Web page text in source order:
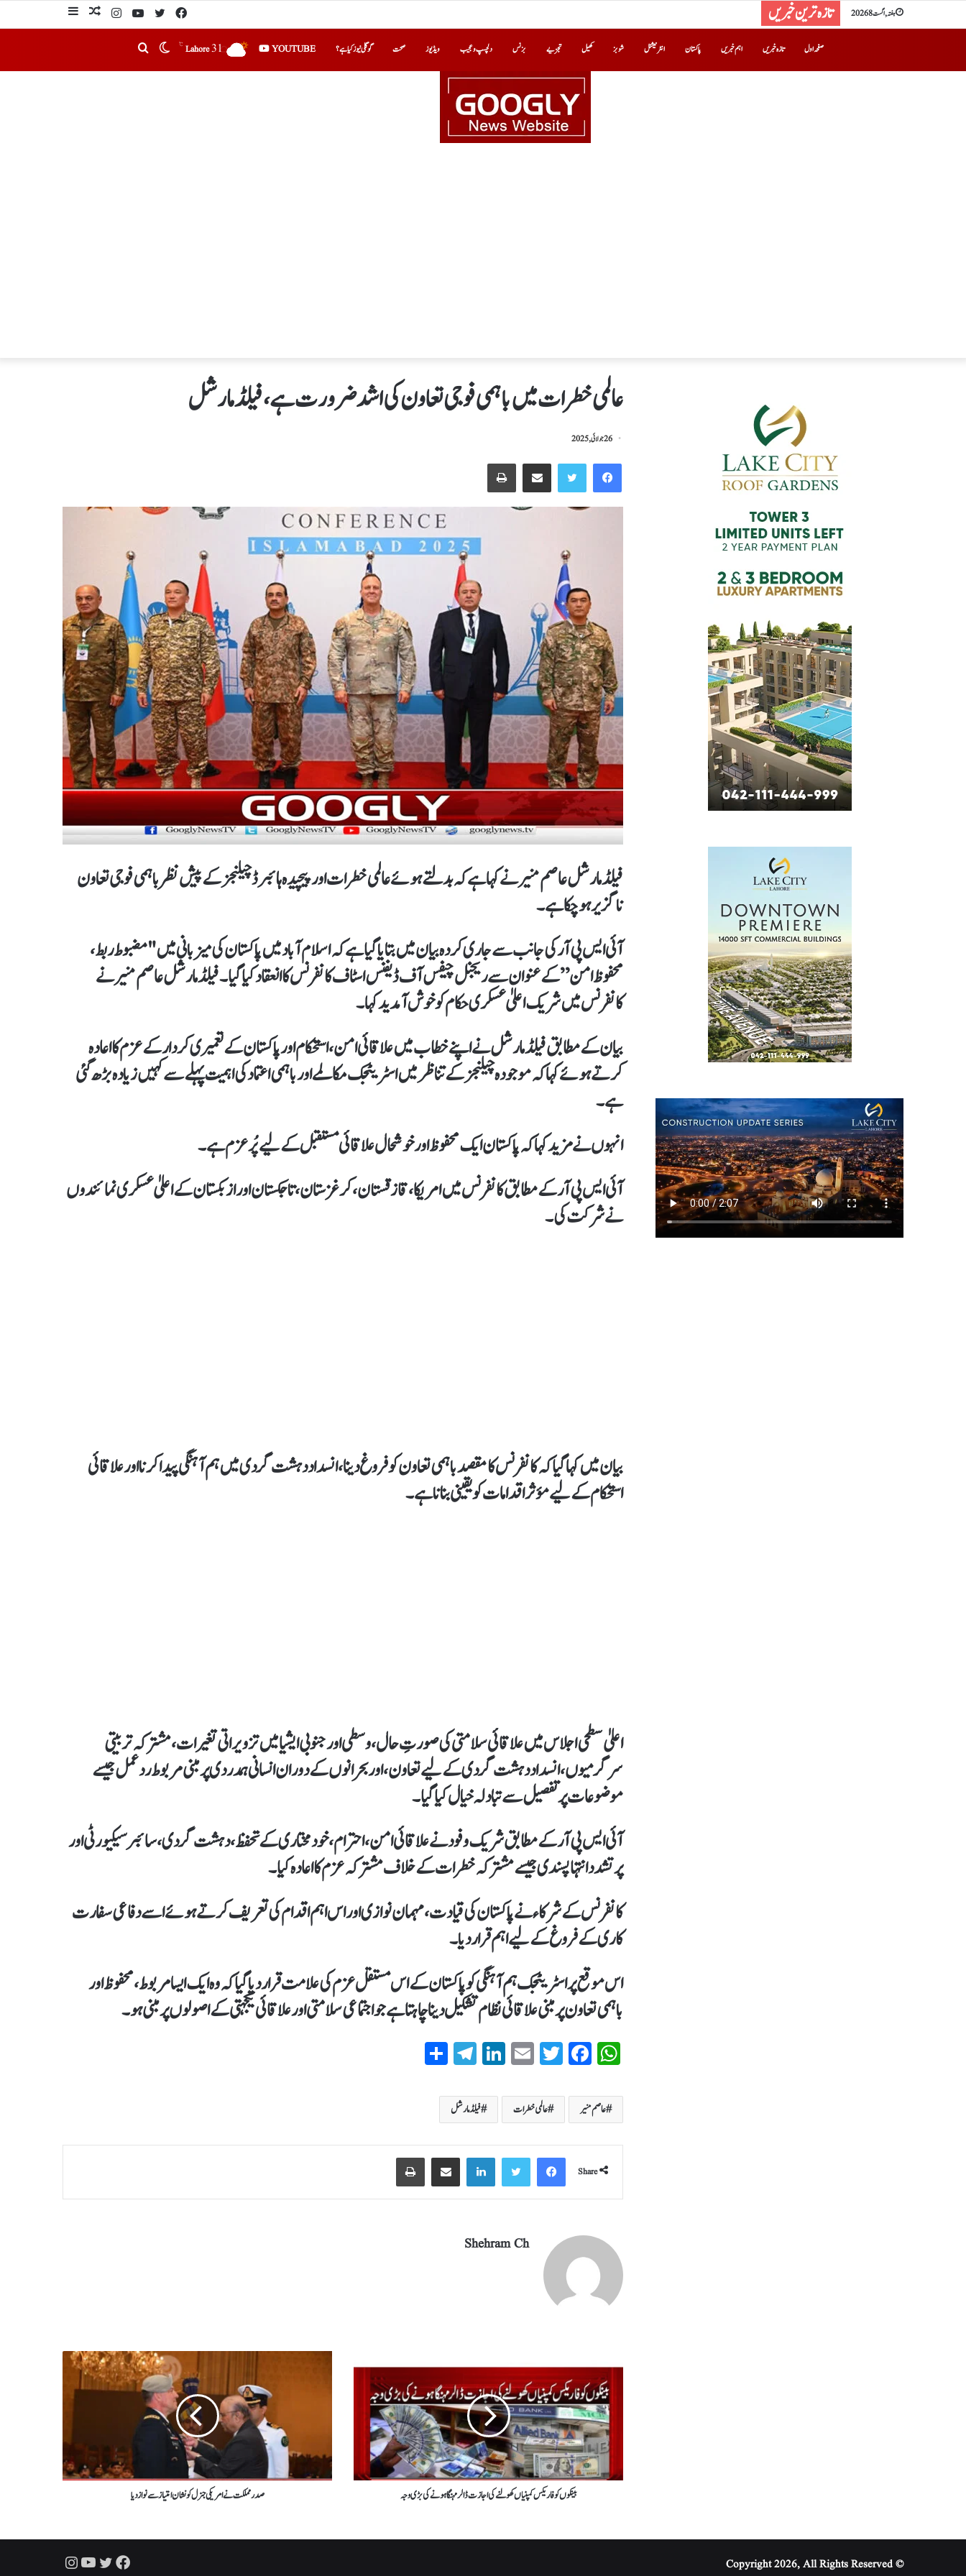
ہفتہ, اگست 8 2026 تازہ ترین خبریں
صفحہ اول تازہ خبریں اہم خبریں پاکستان انٹرنیشنل شوبز کھیل تجزیے بزنس دلچسپ و عجیب ویڈیوز صحت گوگلی نیوز کیا ہے؟ YOUTUBE
Lahore31
℃
عالمی خطرات میں باہمی فوجی تعاون کی اشد ضرورت ہے،فیلڈمارشل
26 جولائی, 2025
فیلڈ مارشل عاصم منیر نے کہا ہے کہ بدلتے ہوئے عالمی خطرات اور پیچیدہ ہائبرڈ چیلنجز کے پیش نظر باہمی فوجی تعاون
ناگزیر ہو چکا ہے۔
آئی ایس پی آر کی جانب سے جاری کردہ بیان میں بتایا گیا ہے کہ اسلام آباد میں پاکستان کی میزبانی میں "مضبوط ربط،
محفوظ امن” کے عنوان سے ریجنل چیفس آف ڈیفنس اسٹاف کانفرنس کا انعقاد کیا گیا۔ فیلڈ مارشل عاصم منیر نے
کانفرنس میں شریک اعلیٰ عسکری حکام کو خوش آمدید کہا۔
بیان کے مطابق فیلڈ مارشل نے اپنے خطاب میں علاقائی امن، استحکام اور پاکستان کے تعمیری کردار کے عزم کا اعادہ
کرتے ہوئے کہا کہ موجودہ چیلنجز کے تناظر میں اسٹریٹجک مکالمے اور باہمی اعتماد کی اہمیت پہلے سے کہیں زیادہ بڑھ گئی
ہے۔
انہوں نے مزید کہا کہ پاکستان ایک محفوظ اور خوشحال علاقائی مستقبل کے لیے پُرعزم ہے۔
آئی ایس پی آر کے مطابق کانفرنس میں امریکا، قازقستان، کرغزستان، تاجکستان اور ازبکستان کے اعلیٰ عسکری نمائندوں
نے شرکت کی۔
بیان میں کہا گیا کہ کانفرنس کا مقصد باہمی تعاون کو فروغ دینا، انسداد دہشت گردی میں ہم آہنگی پیدا کرنا اور علاقائی
استحکام کے لیے مؤثر اقدامات کو یقینی بنانا ہے۔
اعلیٰ سطحی اجلاس میں علاقائی سلامتی کی صورتِ حال، وسطی اور جنوبی ایشیا میں تزویراتی تغیرات، مشترکہ تربیتی
سرگرمیوں، انسداد دہشت گردی کے لیے تعاون، اور بحرانوں کے دوران انسانی ہمدردی پر مبنی مربوط ردعمل جیسے
موضوعات پر تفصیل سے تبادلہ خیال کیا گیا۔
آئی ایس پی آر کے مطابق شریک وفود نے علاقائی امن، احترام، خودمختاری کے تحفظ، دہشت گردی، سائبر سیکیورٹی اور
پرتشدد انتہا پسندی جیسے مشترکہ خطرات کے خلاف مشترکہ عزم کا اعادہ کیا۔
کانفرنس کے شرکاء نے پاکستان کی قیادت، مہمان نوازی اور اس اہم اقدام کی تعریف کرتے ہوئے اسے دفاعی سفارت
کاری کے فروغ کے لیے اہم قرار دیا۔
اس موقع پر اسٹریٹجک ہم آہنگی کو پاکستان کے اس مستقل عزم کی علامت قرار دیا گیا کہ وہ ایک ایسا مربوط، محفوظ اور
باہمی تعاون پر مبنی علاقائی نظام تشکیل دینا چاہتا ہے جو اجتماعی سلامتی اور علاقائی یکجہتی کے اصولوں پر مبنی ہو۔
W
ha
ts
A
pp
Fa
ce
bo
ok
T
wi
tte
r
E
m
ail
Li
nk
ed
In
T
el
eg
ra
m
عاصم منیر عالمی خطرات فیلڈمارشل
Share
Shehram Ch
بینکوں کو فاریکس کمپنیاں کھولنے کی اجازت ڈالر مہنگا ہونے کی بڑی وجہ صدرمملکت نے امریکی جنرل کو نشان امتیاز سے نواز دیا
© Copyright 2026, All Rights Reserved